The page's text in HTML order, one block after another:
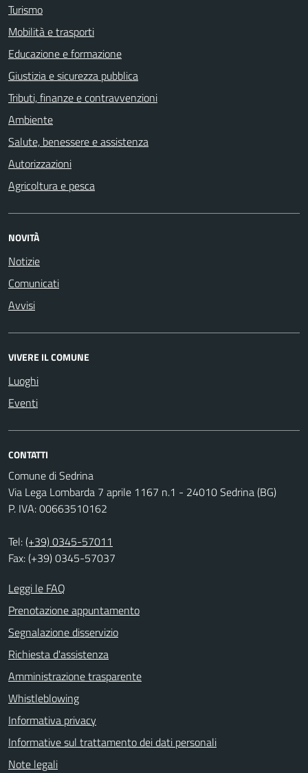
Turismo
Mobilità e trasporti
Educazione e formazione
Giustizia e sicurezza pubblica
Tributi, finanze e contravvenzioni
Ambiente
Salute, benessere e assistenza
Autorizzazioni
Agricoltura e pesca
NOVITÀ
Notizie
Comunicati
Avvisi
VIVERE IL COMUNE
Luoghi
Eventi
CONTATTI
Comune di Sedrina
Via Lega Lombarda 7 aprile 1167 n.1 - 24010 Sedrina (BG)
P. IVA: 00663510162
Tel:(+39) 0345-57011
Fax: (+39) 0345-57037
Leggi le FAQ
Prenotazione appuntamento
Segnalazione disservizio
Richiesta d'assistenza
Amministrazione trasparente
Whistleblowing
Informativa privacy
Informative sul trattamento dei dati personali
Note legali